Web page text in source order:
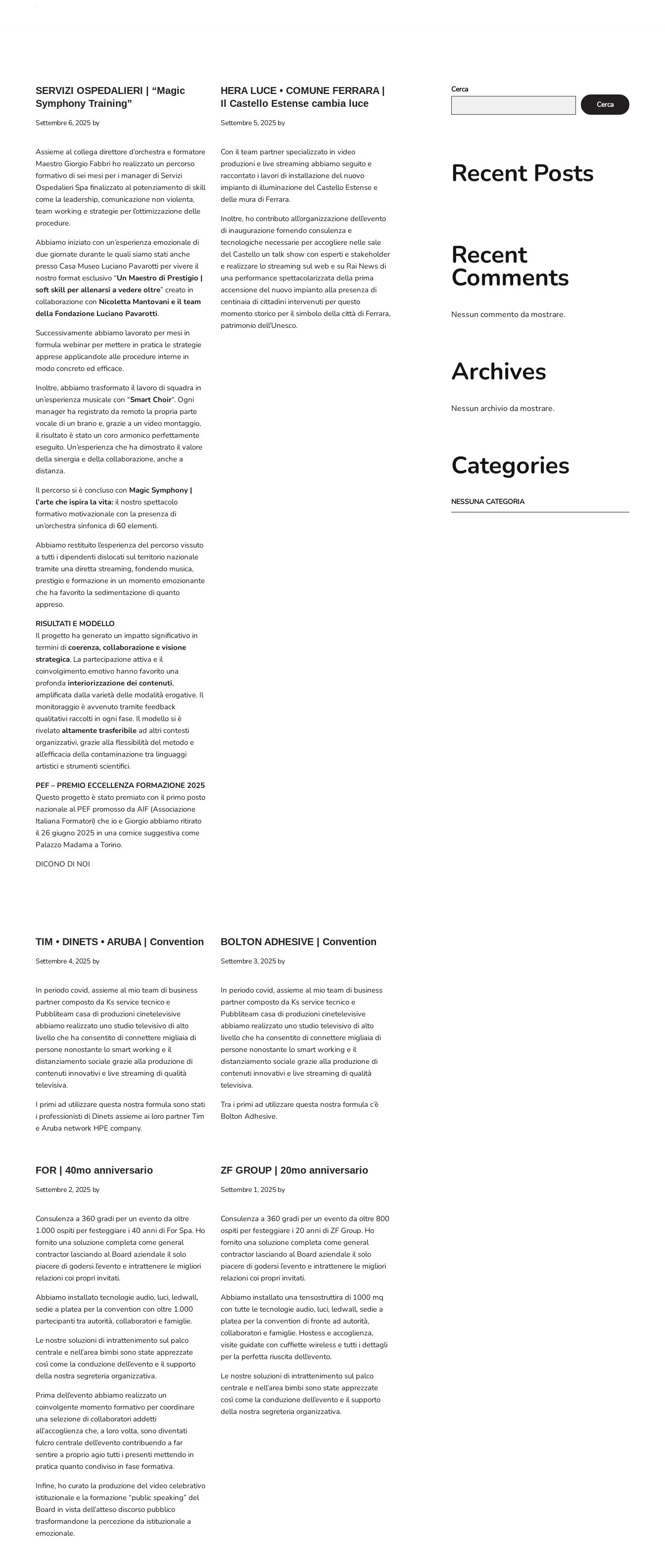
artistico
e
di
SERVIZI OSPEDALIERI | “Magic
Symphony Training”
Settembre 6, 2025by
Assieme al collega direttore d’orchestra e formatore
Maestro Giorgio Fabbri ho realizzato un percorso
formativo di sei mesi per i manager di Servizi
Ospedalieri Spa finalizzato al potenziamento di skill
come la leadership, comunicazione non violenta,
team working e strategie per l’ottimizzazione delle
procedure.
Abbiamo iniziato con un’esperienza emozionale di
due giornate durante le quali siamo stati anche
presso Casa Museo Luciano Pavarotti per vivere il
nostro format esclusivo “Un Maestro di Prestigio |
soft skill per allenarsi a vedere oltre” creato in
collaborazione con Nicoletta Mantovani e il team
della Fondazione Luciano Pavarotti.
Successivamente abbiamo lavorato per mesi in
formula webinar per mettere in pratica le strategie
apprese applicandole alle procedure interne in
modo concreto ed efficace.
Inoltre, abbiamo trasformato il lavoro di squadra in
un’esperienza musicale con “Smart Choir“. Ogni
manager ha registrato da remoto la propria parte
vocale di un brano e, grazie a un video montaggio,
il risultato è stato un coro armonico perfettamente
eseguito. Un’esperienza che ha dimostrato il valore
della sinergia e della collaborazione, anche a
distanza.
Il percorso si è concluso con Magic Symphony |
l’arte che ispira la vita: il nostro spettacolo
formativo motivazionale con la presenza di
un’orchestra sinfonica di 60 elementi.
Abbiamo restituito l’esperienza del percorso vissuto
a tutti i dipendenti dislocati sul territorio nazionale
tramite una diretta streaming, fondendo musica,
prestigio e formazione in un momento emozionante
che ha favorito la sedimentazione di quanto
appreso.
RISULTATI E MODELLO
Il progetto ha generato un impatto significativo in
termini di coerenza, collaborazione e visione
strategica. La partecipazione attiva e il
coinvolgimento emotivo hanno favorito una
profonda interiorizzazione dei contenuti,
amplificata dalla varietà delle modalità erogative. Il
monitoraggio è avvenuto tramite feedback
qualitativi raccolti in ogni fase. Il modello si è
rivelato altamente trasferibile ad altri contesti
organizzativi, grazie alla flessibilità del metodo e
all’efficacia della contaminazione tra linguaggi
artistici e strumenti scientifici.
PEF – PREMIO ECCELLENZA FORMAZIONE 2025
Questo progetto è stato premiato con il primo posto
nazionale al PEF promosso da AIF (Associazione
Italiana Formatori) che io e Giorgio abbiamo ritirato
il 26 giugno 2025 in una cornice suggestiva come
Palazzo Madama a Torino.
DICONO DI NOI
HERA LUCE • COMUNE FERRARA |
Il Castello Estense cambia luce
Settembre 5, 2025by
Con il team partner specializzato in video
produzioni e live streaming abbiamo seguito e
raccontato i lavori di installazione del nuovo
impianto di illuminazione del Castello Estense e
delle mura di Ferrara.
Inoltre, ho contributo all’organizzazione dell’evento
di inaugurazione fornendo consulenza e
tecnologiche necessarie per accogliere nelle sale
del Castello un talk show con esperti e stakeholder
e realizzare lo streaming sul web e su Rai News di
una performance spettacolarizzata della prima
accensione del nuovo impianto alla presenza di
centinaia di cittadini intervenuti per questo
momento storico per il simbolo della città di Ferrara,
patrimonio dell’Unesco.
TIM • DINETS • ARUBA | Convention
Settembre 4, 2025by
In periodo covid, assieme al mio team di business
partner composto da Ks service tecnico e
Pubbliteam casa di produzioni cinetelevisive
abbiamo realizzato uno studio televisivo di alto
livello che ha consentito di connettere migliaia di
persone nonostante lo smart working e il
distanziamento sociale grazie alla produzione di
contenuti innovativi e live streaming di qualità
televisiva.
I primi ad utilizzare questa nostra formula sono stati
i professionisti di Dinets assieme ai loro partner Tim
e Aruba network HPE company.
BOLTON ADHESIVE | Convention
Settembre 3, 2025by
In periodo covid, assieme al mio team di business
partner composto da Ks service tecnico e
Pubbliteam casa di produzioni cinetelevisive
abbiamo realizzato uno studio televisivo di alto
livello che ha consentito di connettere migliaia di
persone nonostante lo smart working e il
distanziamento sociale grazie alla produzione di
contenuti innovativi e live streaming di qualità
televisiva.
Tra i primi ad utilizzare questa nostra formula c’è
Bolton Adhesive.
FOR | 40mo anniversario
Settembre 2, 2025by
Consulenza a 360 gradi per un evento da oltre
1.000 ospiti per festeggiare i 40 anni di For Spa. Ho
fornito una soluzione completa come general
contractor lasciando al Board aziendale il solo
piacere di godersi l’evento e intrattenere le migliori
relazioni coi propri invitati.
Abbiamo installato tecnologie audio, luci, ledwall,
sedie a platea per la convention con oltre 1.000
partecipanti tra autorità, collaboratori e famiglie.
Le nostre soluzioni di intrattenimento sul palco
centrale e nell’area bimbi sono state apprezzate
così come la conduzione dell’evento e il supporto
della nostra segreteria organizzativa.
Prima dell’evento abbiamo realizzato un
coinvolgente momento formativo per coordinare
una selezione di collaboratori addetti
all’accoglienza che, a loro volta, sono diventati
fulcro centrale dell’evento contribuendo a far
sentire a proprio agio tutti i presenti mettendo in
pratica quanto condiviso in fase formativa.
Infine, ho curato la produzione del video celebrativo
istituzionale e la formazione “public speaking” del
Board in vista dell’atteso discorso pubblico
trasformandone la percezione da istituzionale a
emozionale.
ZF GROUP | 20mo anniversario
Settembre 1, 2025by
Consulenza a 360 gradi per un evento da oltre 800
ospiti per festeggiare i 20 anni di ZF Group. Ho
fornito una soluzione completa come general
contractor lasciando al Board aziendale il solo
piacere di godersi l’evento e intrattenere le migliori
relazioni coi propri invitati.
Abbiamo installato una tensostruttira di 1000 mq
con tutte le tecnologie audio, luci, ledwall, sedie a
platea per la convention di fronte ad autorità,
collaboratori e famiglie. Hostess e accoglienza,
visite guidate con cuffiette wireless e tutti i dettagli
per la perfetta riuscita dell’evento.
Le nostre soluzioni di intrattenimento sul palco
centrale e nell’area bimbi sono state apprezzate
così come la conduzione dell’evento e il supporto
della nostra segreteria organizzativa.
Primary
Sidebar
Cerca
Cerca
Recent Posts
Recent
Comments
Nessun commento da mostrare.
Archives
Nessun archivio da mostrare.
Categories
NESSUNA CATEGORIA